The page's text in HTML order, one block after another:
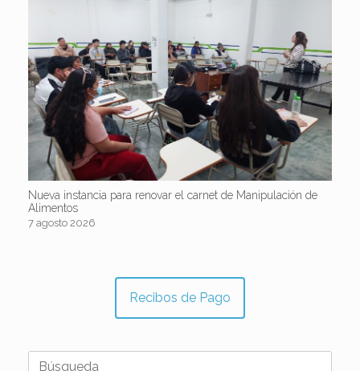
Nueva instancia para renovar el carnet de Manipulación de
Alimentos
7 agosto 2026
Recibos de Pago
Buscar: